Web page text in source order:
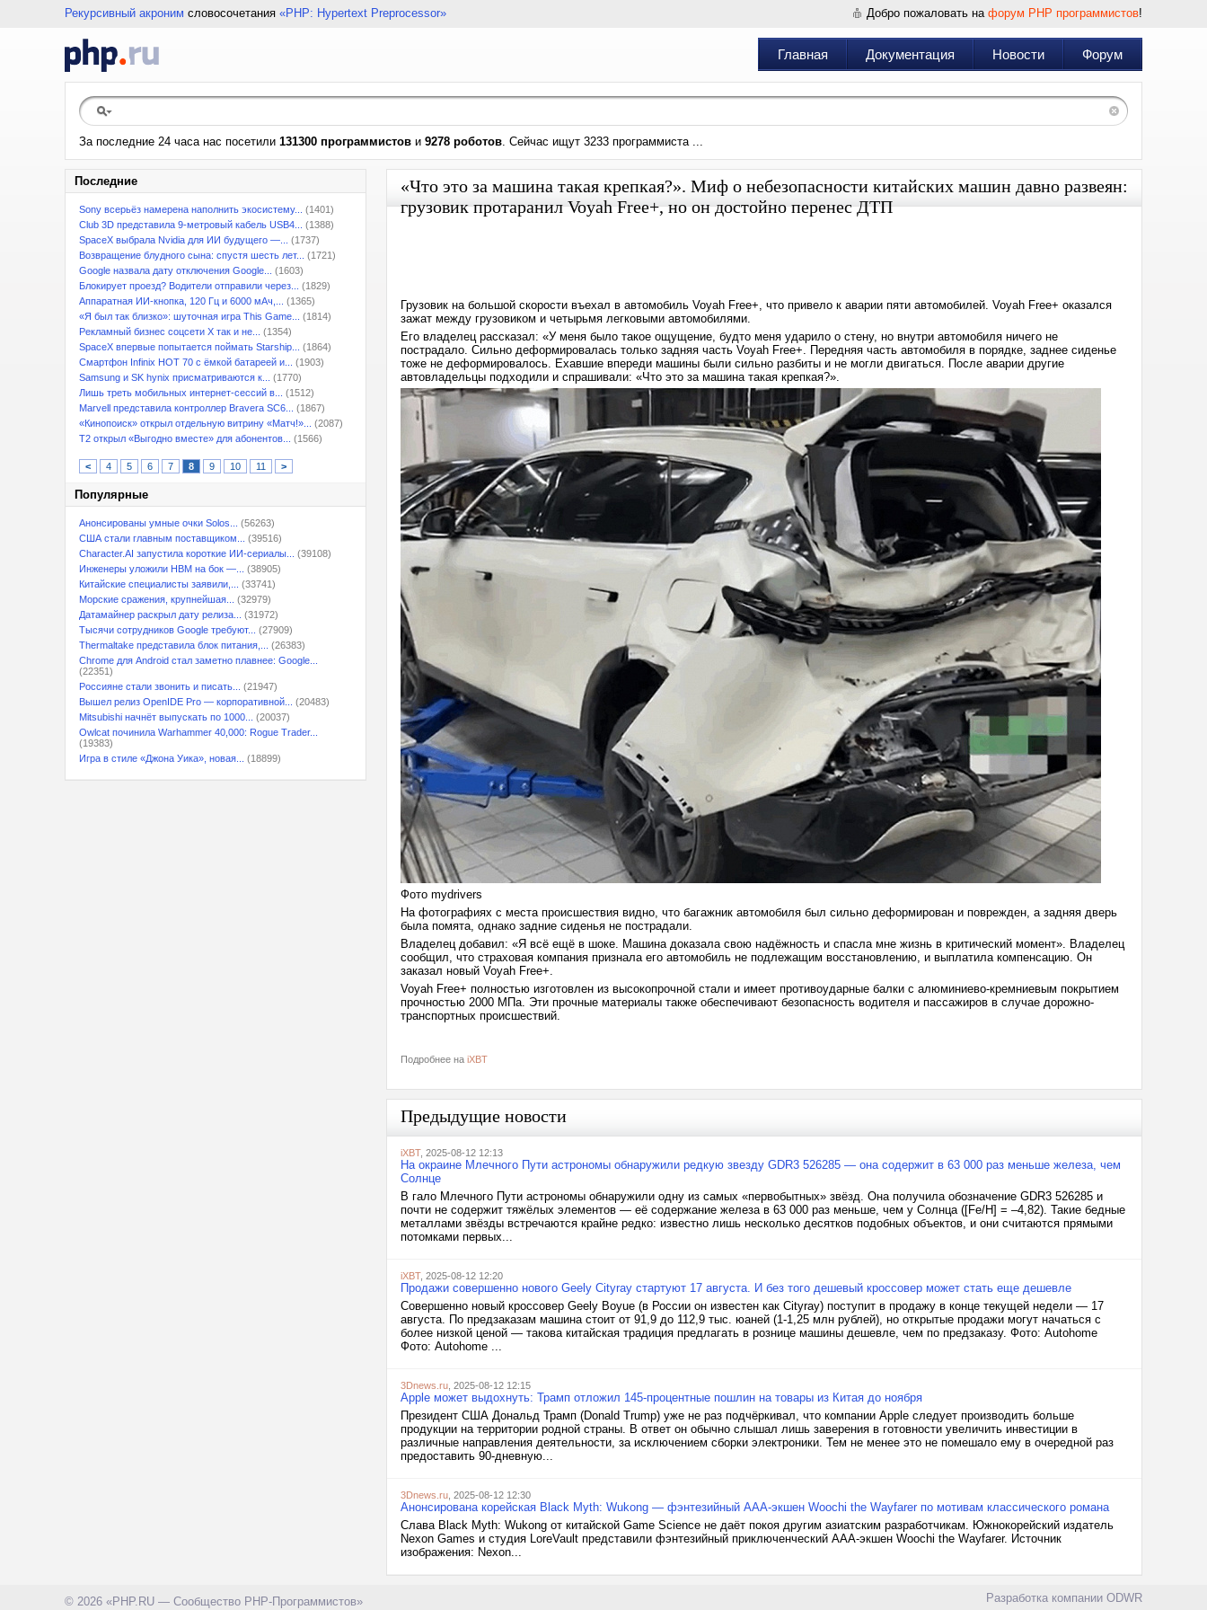
Рекурсивный акроним словосочетания «PHP: Hypertext Preprocessor» Добро пожаловать на форум PHP программистов!
Главная Документация Новости Форум
За последние 24 часа нас посетили 131300 программистов и 9278 роботов. Сейчас ищут 3233 программиста ...
Последние
Sony всерьёз намерена наполнить экосистему...
(1401)
Club 3D представила 9-метровый кабель USB4...
(1388)
SpaceX выбрала Nvidia для ИИ будущего —...
(1737)
Возвращение блудного сына: спустя шесть лет...
(1721)
Google назвала дату отключения Google...
(1603)
Блокирует проезд? Водители отправили через...
(1829)
Аппаратная ИИ-кнопка, 120 Гц и 6000 мАч,...
(1365)
«Я был так близко»: шуточная игра This Game...
(1814)
Рекламный бизнес соцсети X так и не...
(1354)
SpaceX впервые попытается поймать Starship...
(1864)
Смартфон Infinix HOT 70 с ёмкой батареей и...
(1903)
Samsung и SK hynix присматриваются к...
(1770)
Лишь треть мобильных интернет-сессий в...
(1512)
Marvell представила контроллер Bravera SC6...
(1867)
«Кинопоиск» открыл отдельную витрину «Матч!»...
(2087)
T2 открыл «Выгодно вместе» для абонентов...
(1566)
< 4 5 6 7 8 9 10 11 >
Популярные
Анонсированы умные очки Solos...
(56263)
США стали главным поставщиком...
(39516)
Character.AI запустила короткие ИИ-сериалы...
(39108)
Инженеры уложили HBM на бок —...
(38905)
Китайские специалисты заявили,...
(33741)
Морские сражения, крупнейшая...
(32979)
Датамайнер раскрыл дату релиза...
(31972)
Тысячи сотрудников Google требуют...
(27909)
Thermaltake представила блок питания,...
(26383)
Chrome для Android стал заметно плавнее: Google...
(22351)
Россияне стали звонить и писать...
(21947)
Вышел релиз OpenIDE Pro — корпоративной...
(20483)
Mitsubishi начнёт выпускать по 1000...
(20037)
Owlcat починила Warhammer 40,000: Rogue Trader...
(19383)
Игра в стиле «Джона Уика», новая...
(18899)
«Что это за машина такая крепкая?». Миф о небезопасности китайских машин давно развеян:
грузовик протаранил Voyah Free+, но он достойно перенес ДТП
Грузовик на большой скорости въехал в автомобиль Voyah Free+, что привело к аварии пяти автомобилей. Voyah Free+ оказался
зажат между грузовиком и четырьмя легковыми автомобилями.
Его владелец рассказал: «У меня было такое ощущение, будто меня ударило о стену, но внутри автомобиля ничего не
пострадало. Сильно деформировалась только задняя часть Voyah Free+. Передняя часть автомобиля в порядке, заднее сиденье
тоже не деформировалось. Ехавшие впереди машины были сильно разбиты и не могли двигаться. После аварии другие
автовладельцы подходили и спрашивали: «Что это за машина такая крепкая?».
Фото mydrivers
На фотографиях с места происшествия видно, что багажник автомобиля был сильно деформирован и поврежден, а задняя дверь
была помята, однако задние сиденья не пострадали.
Владелец добавил: «Я всё ещё в шоке. Машина доказала свою надёжность и спасла мне жизнь в критический момент». Владелец
сообщил, что страховая компания признала его автомобиль не подлежащим восстановлению, и выплатила компенсацию. Он
заказал новый Voyah Free+.
Voyah Free+ полностью изготовлен из высокопрочной стали и имеет противоударные балки с алюминиево-кремниевым покрытием
прочностью 2000 МПа. Эти прочные материалы также обеспечивают безопасность водителя и пассажиров в случае дорожно-
транспортных происшествий.
Подробнее на iXBT
Предыдущие новости
iXBT, 2025-08-12 12:13
На окраине Млечного Пути астрономы обнаружили редкую звезду GDR3 526285 — она содержит в 63 000 раз меньше железа, чем
Солнце
В гало Млечного Пути астрономы обнаружили одну из самых «первобытных» звёзд. Она получила обозначение GDR3 526285 и
почти не содержит тяжёлых элементов — её содержание железа в 63 000 раз меньше, чем у Солнца ([Fe/H] = –4,82). Такие бедные
металлами звёзды встречаются крайне редко: известно лишь несколько десятков подобных объектов, и они считаются прямыми
потомками первых...
iXBT, 2025-08-12 12:20
Продажи совершенно нового Geely Cityray стартуют 17 августа. И без того дешевый кроссовер может стать еще дешевле
Совершенно новый кроссовер Geely Boyue (в России он известен как Cityray) поступит в продажу в конце текущей недели — 17
августа. По предзаказам машина стоит от 91,9 до 112,9 тыс. юаней (1-1,25 млн рублей), но открытые продажи могут начаться с
более низкой ценой — такова китайская традиция предлагать в рознице машины дешевле, чем по предзаказу. Фото: Autohome
Фото: Autohome ...
3Dnews.ru , 2025-08-12 12:15
Apple может выдохнуть: Трамп отложил 145-процентные пошлин на товары из Китая до ноября
Президент США Дональд Трамп (Donald Trump) уже не раз подчёркивал, что компании Apple следует производить больше
продукции на территории родной страны. В ответ он обычно слышал лишь заверения в готовности увеличить инвестиции в
различные направления деятельности, за исключением сборки электроники. Тем не менее это не помешало ему в очередной раз
предоставить 90-дневную...
3Dnews.ru , 2025-08-12 12:30
Анонсирована корейская Black Myth: Wukong — фэнтезийный AAA-экшен Woochi the Wayfarer по мотивам классического романа
Слава Black Myth: Wukong от китайской Game Science не даёт покоя другим азиатским разработчикам. Южнокорейский издатель
Nexon Games и студия LoreVault представили фэнтезийный приключенческий AAA-экшен Woochi the Wayfarer. Источник
изображения: Nexon...
© 2026 «PHP.RU — Сообщество PHP-Программистов» Разработка компании ODWR